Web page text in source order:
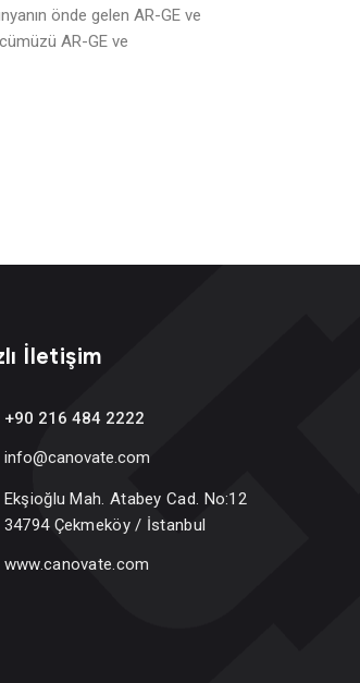
önde gelen AR-GE ve
AR-GE ve
İletişim
+90 216 484 2222
info@canovate.com
Ekşioğlu Mah. Atabey Cad. No:12
34794 Çekmeköy / İstanbul
www.canovate.com